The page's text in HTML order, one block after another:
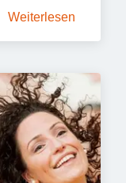
Weiterlesen